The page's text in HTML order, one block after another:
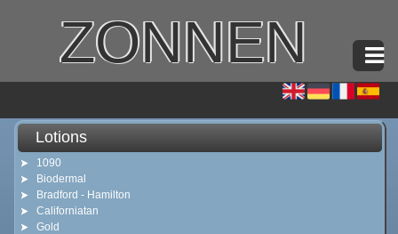
ZONNEN
Lotions
1090
Biodermal
Bradford - Hamilton
Californiatan
Gold